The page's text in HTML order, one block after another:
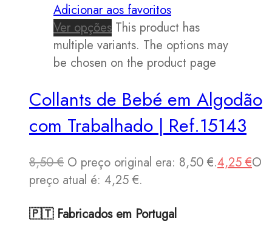
Adicionar aos favoritos
Ver opções This product has
multiple variants. The options may
be chosen on the product page
Collants de Bebé em Algodão
com Trabalhado | Ref.15143
8,50€ O preço original era: 8,50 €.4,25€O
preço atual é: 4,25 €.
🇵🇹 Fabricados em Portugal